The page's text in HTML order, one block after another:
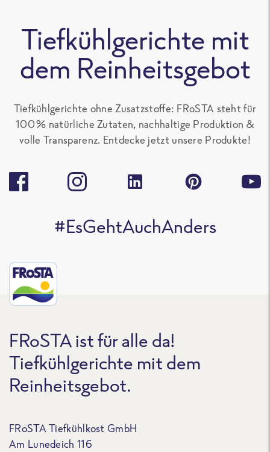
Tiefkühlgerichte mit
dem Reinheitsgebot
Tiefkühlgerichte ohne Zusatzstoffe: FRoSTA steht für
100 % natürliche Zutaten, nachhaltige Produktion &
volle Transparenz. Entdecke jetzt unsere Produkte!
#EsGehtAuchAnders
FRoSTA ist für alle da!
Tiefkühlgerichte mit dem
Reinheitsgebot.
FRoSTA Tiefkühlkost GmbH
Am Lunedeich 116